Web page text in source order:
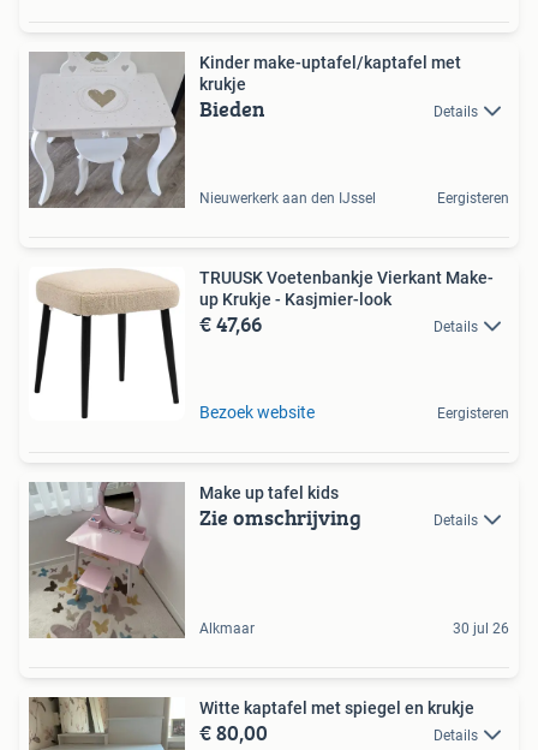
Kinder make-uptafel/kaptafel met
krukje
Bieden Details
Nieuwerkerk aan den IJssel Eergisteren
TRUUSK Voetenbankje Vierkant Make-
up Krukje - Kasjmier-look
€ 47,66 Details
Bezoek website Eergisteren
Make up tafel kids
Zie omschrijving Details
Alkmaar 30 jul 26
Witte kaptafel met spiegel en krukje
€ 80,00 Details